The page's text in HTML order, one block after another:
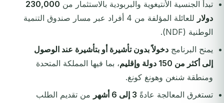
تبدأ الجنسية الأنتيغوية والبربودية بالاستثمار من 230,000
دولار
للعائلة المؤلفة من 4 أفراد عبر مسار صندوق التنمية
الوطنية (NDF).
يمنح البرنامج دخولاً بدون تأشيرة أو بتأشيرة عند الوصول
إلى أكثر من 150 دولة وإقليم
، بما فيها المملكة المتحدة
ومنطقة شنغن وهونغ كونغ.
تستغرق المعالجة عادةً 3 إلى 6 أشهر
من تقديم الطلب